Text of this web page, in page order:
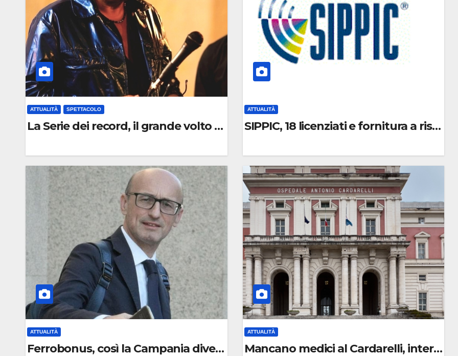
T
O
ATTUALITÀ SPETTACOLO
La Serie dei record, il grande volto di “Mare fuori: l’artista che non tradisce
0
O
ATTUALITÀ
SIPPIC, 18 licenziati e fornitura a rischio
0
O
M
M
E
N
T
O
ATTUALITÀ
Ferrobonus, così la Campania diventa hub strategico
ATTUALITÀ
Mancano medici al Cardarelli,